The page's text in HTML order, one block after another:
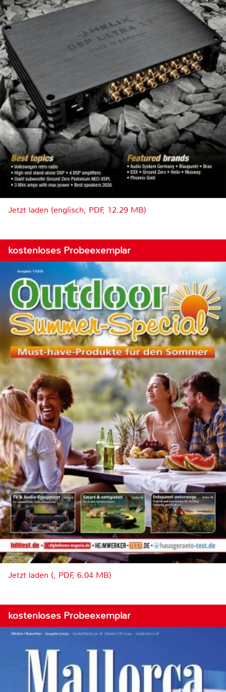
Jetzt laden (englisch, PDF, 12.29 MB)
kostenloses Probeexemplar
Jetzt laden (, PDF, 6.04 MB)
kostenloses Probeexemplar